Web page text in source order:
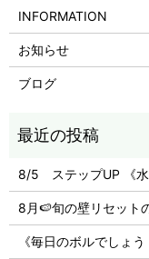
INFORMATION
お知らせ
ブログ
8/5 ステップUP 《水
8月🍉旬の壁リセット
《毎日のボルでしょ